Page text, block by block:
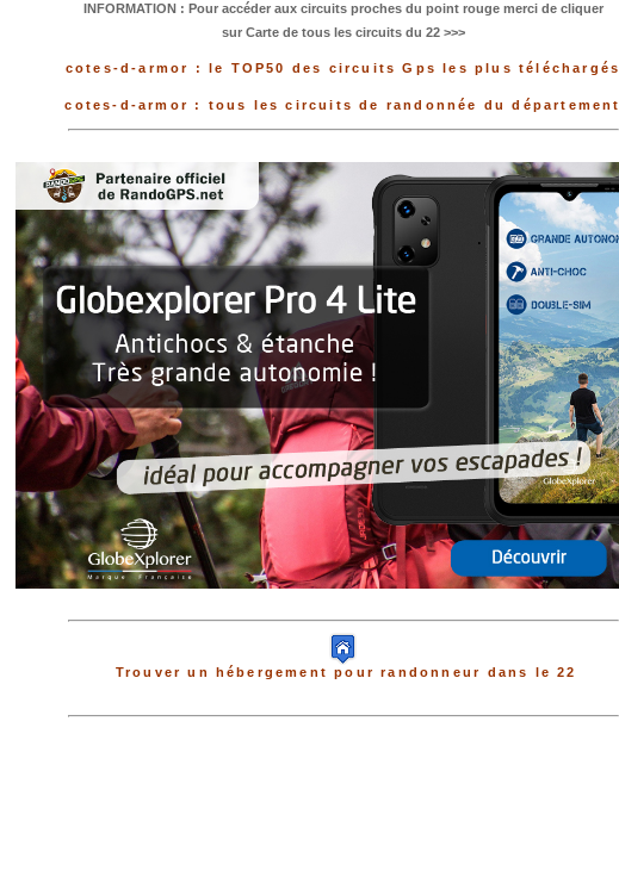
INFORMATION : Pour accéder aux circuits proches du point rouge merci de cliquer
sur Carte de tous les circuits du 22 >>>
cotes-d-armor : le TOP50 des circuits Gps les plus téléchargés
cotes-d-armor : tous les circuits de randonnée du département
Trouver un hébergement pour randonneur dans le 22